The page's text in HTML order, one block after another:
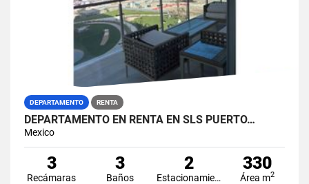
DEPARTAMENTO RENTA
DEPARTAMENTO EN RENTA EN SLS PUERTO…
Mexico
3
Recámaras
3
Baños
2
Estacionamiento
330
Área m2